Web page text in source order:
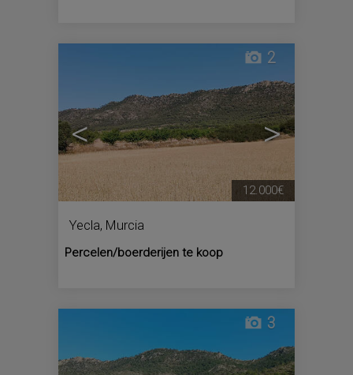
< >
2
Yecla, Murcia
Percelen/boerderijen te koop
12.000€
3